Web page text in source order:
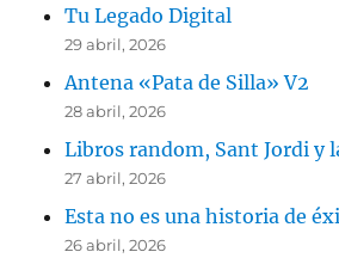
Tu Legado Digital
29 abril, 2026
Antena «Pata de Silla» V2
28 abril, 2026
Libros random, Sant Jordi y
27 abril, 2026
Esta no es una historia de
26 abril, 2026